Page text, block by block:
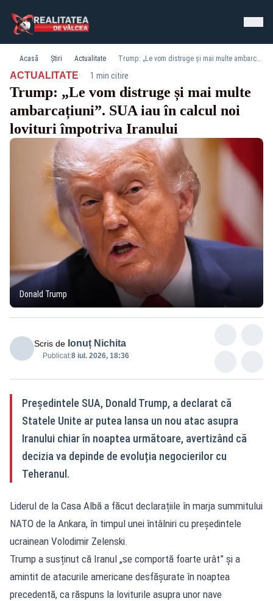
Acasă Știri Actualitate Trump: „Le vom distruge și mai multe ambarcațiuni”. SUA iau în calcul noi lovituri împotriva Iranului
ACTUALITATE· 1 min citire
Trump: „Le vom distruge și mai multe
ambarcațiuni”. SUA iau în calcul noi
lovituri împotriva Iranului
Donald Trump
Scris de Ionuț Nichita
Publicat:8 iul. 2026, 18:36
Președintele SUA, Donald Trump, a declarat că
Statele Unite ar putea lansa un nou atac asupra
Iranului chiar în noaptea următoare, avertizând că
decizia va depinde de evoluția negocierilor cu
Teheranul.
Liderul de la Casa Albă a făcut declarațiile în marja summitului
NATO de la Ankara, în timpul unei întâlniri cu președintele
ucrainean Volodimir Zelenski.
Trump a susținut că Iranul „se comportă foarte urât” și a
amintit de atacurile americane desfășurate în noaptea
precedentă, ca răspuns la loviturile asupra unor nave